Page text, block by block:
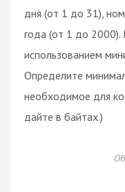
дня (от 1 до 31),
года (от 1 до 2000).
использованием
Определите
необходимое для
дайте в байтах.)